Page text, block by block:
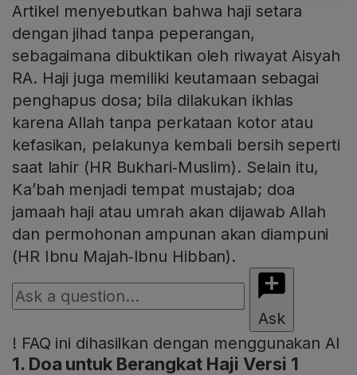
Artikel menyebutkan bahwa haji setara
dengan jihad tanpa peperangan,
sebagaimana dibuktikan oleh riwayat Aisyah
RA. Haji juga memiliki keutamaan sebagai
penghapus dosa; bila dilakukan ikhlas
karena Allah tanpa perkataan kotor atau
kefasikan, pelakunya kembali bersih seperti
saat lahir (HR Bukhari‑Muslim). Selain itu,
Ka’bah menjadi tempat mustajab; doa
jamaah haji atau umrah akan dijawab Allah
dan permohonan ampunan akan diampuni
(HR Ibnu Majah‑Ibnu Hibban).
Ask
! FAQ ini dihasilkan dengan menggunakan AI
1. Doa untuk Berangkat Haji Versi 1